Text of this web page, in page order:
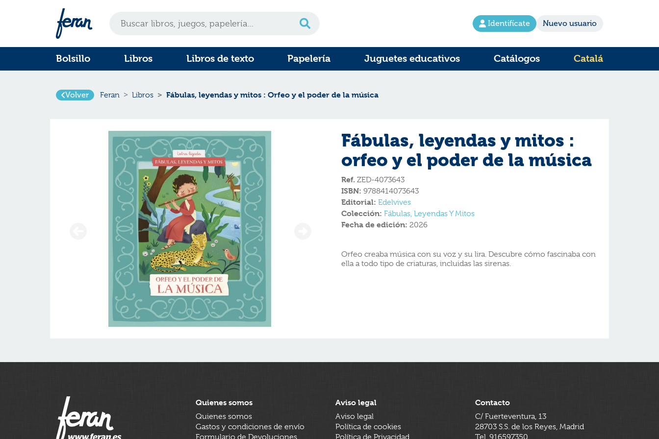
Identifícate Nuevo usuario
Bolsillo Libros Libros de texto Papelería Juguetes educativos Catálogos Catalá
Volver Feran Libros Fábulas, leyendas y mitos : Orfeo y el poder de la música
Fábulas, leyendas y mitos :
orfeo y el poder de la música
Ref. ZED-4073643
ISBN: 9788414073643
Editorial: Edelvives
Colección: Fábulas, Leyendas Y Mitos
Fecha de edición: 2026
Orfeo creaba música con su voz y su lira. Descubre cómo fascinaba con
ella a todo tipo de criaturas, incluidas las sirenas.
Quienes somos
Quienes somos
Gastos y condiciones de envío
Formulario de Devoluciones
Aviso legal
Aviso legal
Política de cookies
Política de Privacidad
Contacto
C/ Fuerteventura, 13
28703 S.S. de los Reyes, Madrid
Tel. 916597350